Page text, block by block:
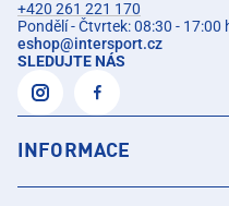
+420 261 221 170
Pondělí - Čtvrtek: 08:30 -
eshop@intersport.cz
SLEDUJTE NÁS
INFORMACE